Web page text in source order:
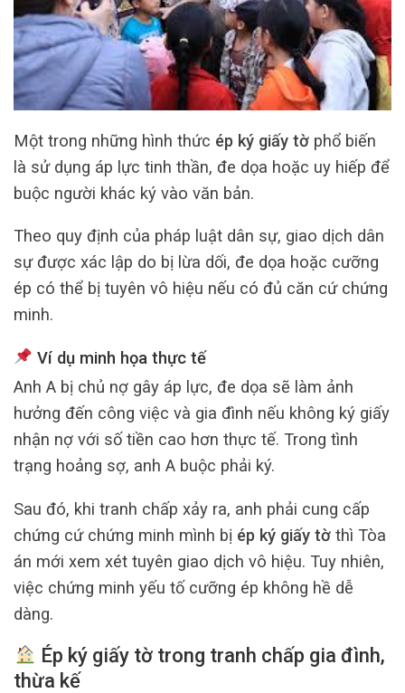
Một trong những hình thức ép ký giấy tờ phổ biến
là sử dụng áp lực tinh thần, đe dọa hoặc uy hiếp để
buộc người khác ký vào văn bản.
Theo quy định của pháp luật dân sự, giao dịch dân
sự được xác lập do bị lừa dối, đe dọa hoặc cưỡng
ép có thể bị tuyên vô hiệu nếu có đủ căn cứ chứng
minh.
Ví dụ minh họa thực tế
Anh A bị chủ nợ gây áp lực, đe dọa sẽ làm ảnh
hưởng đến công việc và gia đình nếu không ký giấy
nhận nợ với số tiền cao hơn thực tế. Trong tình
trạng hoảng sợ, anh A buộc phải ký.
Sau đó, khi tranh chấp xảy ra, anh phải cung cấp
chứng cứ chứng minh mình bị ép ký giấy tờ thì Tòa
án mới xem xét tuyên giao dịch vô hiệu. Tuy nhiên,
việc chứng minh yếu tố cưỡng ép không hề dễ
dàng.
Ép ký giấy tờ trong tranh chấp gia đình,
thừa kế